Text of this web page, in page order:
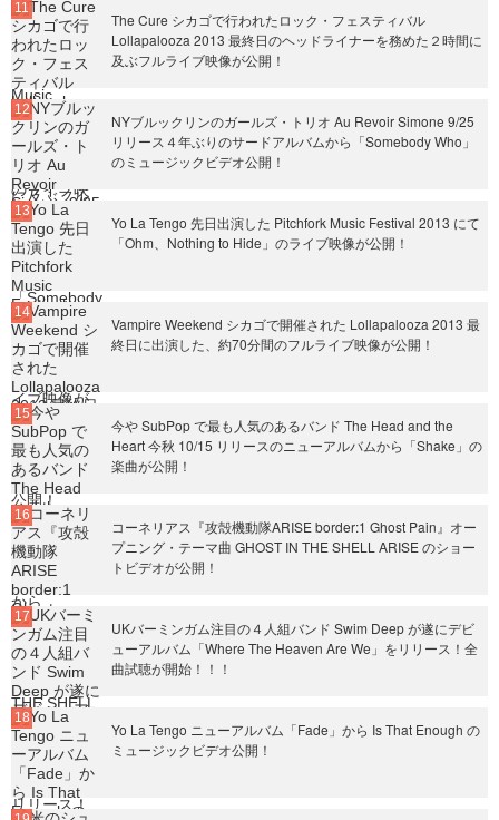
The Cure シカゴで行われたロック・フェスティバル
Lollapalooza 2013 最終日のヘッドライナーを務めた２時間に
及ぶフルライブ映像が公開！
NYブルックリンのガールズ・トリオ Au Revoir Simone 9/25
リリース４年ぶりのサードアルバムから「Somebody Who」
のミュージックビデオ公開！
Yo La Tengo 先日出演した Pitchfork Music Festival 2013 にて
「Ohm、Nothing to Hide」のライブ映像が公開！
Vampire Weekend シカゴで開催された Lollapalooza 2013 最
終日に出演した、約70分間のフルライブ映像が公開！
今や SubPop で最も人気のあるバンド The Head and the
Heart 今秋 10/15 リリースのニューアルバムから「Shake」の
楽曲が公開！
コーネリアス『攻殻機動隊ARISE border:1 Ghost Pain』オー
プニング・テーマ曲 GHOST IN THE SHELL ARISE のショー
トビデオが公開！
UKバーミンガム注目の４人組バンド Swim Deep が遂にデビ
ューアルバム「Where The Heaven Are We」をリリース！全
曲試聴が開始！！！
Yo La Tengo ニューアルバム「Fade」から Is That Enough の
ミュージックビデオ公開！